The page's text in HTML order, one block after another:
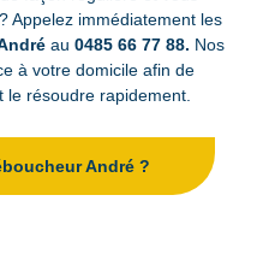
Appelez immédiatement les
au 0485 66 77 88. Nos
à votre domicile afin de
résoudre rapidement.
André ?